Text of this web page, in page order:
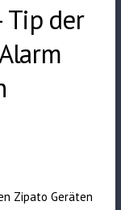
Tip der
Zipato Geräten